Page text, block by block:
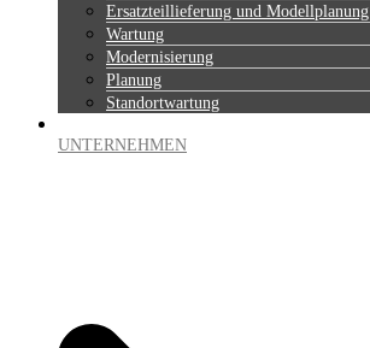
Ersatzteillieferung und Modellplanung
Wartung
Modernisierung
Planung
Standortwartung
UNTERNEHMEN